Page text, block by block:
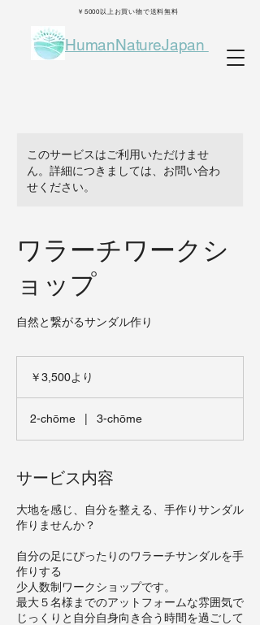
HumanNatureJapan
￥5000以上お買い物で送料無料
このサービスはご利用いただけませ
ん。詳細につきましては、お問い合わ
せください。
ワラーチワークシ
ョップ
自然と繋がるサンダル作り
￥3,500より
2-chōme 3-chōme
サービス内容
大地を感じ、自分を整える、手作りサンダル
作りませんか？
自分の足にぴったりのワラーチサンダルを手
作りする
少人数制ワークショップです。
最大５名様までのアットフォームな雰囲気で
じっくりと自分自身向き合う時間を過ごして